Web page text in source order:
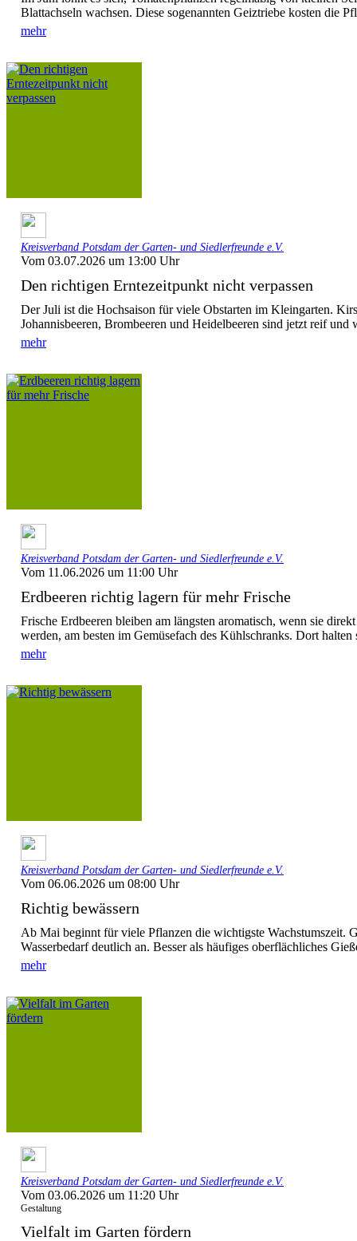
Blattachseln wachsen. Diese sogenannten Geiztriebe kosten die
mehr
Kreisverband Potsdam der Garten- und Siedlerfreunde e.V.
Vom 03.07.2026 um 13:00 Uhr
Den richtigen Erntezeitpunkt nicht verpassen
Der Juli ist die Hochsaison für viele Obstarten im Kleingarten.
Johannisbeeren, Brombeeren und Heidelbeeren sind jetzt reif
mehr
Kreisverband Potsdam der Garten- und Siedlerfreunde e.V.
Vom 11.06.2026 um 11:00 Uhr
Erdbeeren richtig lagern für mehr Frische
Frische Erdbeeren bleiben am längsten aromatisch, wenn sie
werden, am besten im Gemüsefach des Kühlschranks. Dort halten
mehr
Kreisverband Potsdam der Garten- und Siedlerfreunde e.V.
Vom 06.06.2026 um 08:00 Uhr
Richtig bewässern
Ab Mai beginnt für viele Pflanzen die wichtigste Wachstumszeit.
Wasserbedarf deutlich an. Besser als häufiges oberflächliches
mehr
Kreisverband Potsdam der Garten- und Siedlerfreunde e.V.
Vom 03.06.2026 um 11:20 Uhr
Gestaltung
Vielfalt im Garten fördern